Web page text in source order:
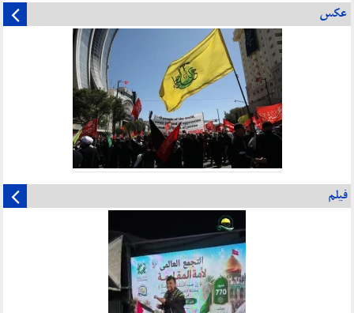
عکس
فیلم